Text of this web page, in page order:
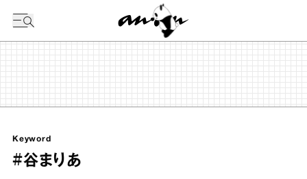
Keyword
#谷まりあ